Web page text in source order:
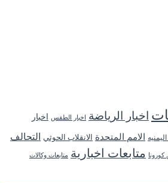
اخبار الرياضة اخبار الطقس اخبار
اليمنيه الامم المتحدة الانقلاب الحوثي التحالف
متابعات اخبارية متابعات وكالات